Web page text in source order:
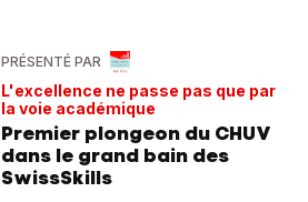
PRÉSENTÉ PAR
L'excellence ne passe pas que par
la voie académique
Premier plongeon du CHUV
dans le grand bain des
SwissSkills